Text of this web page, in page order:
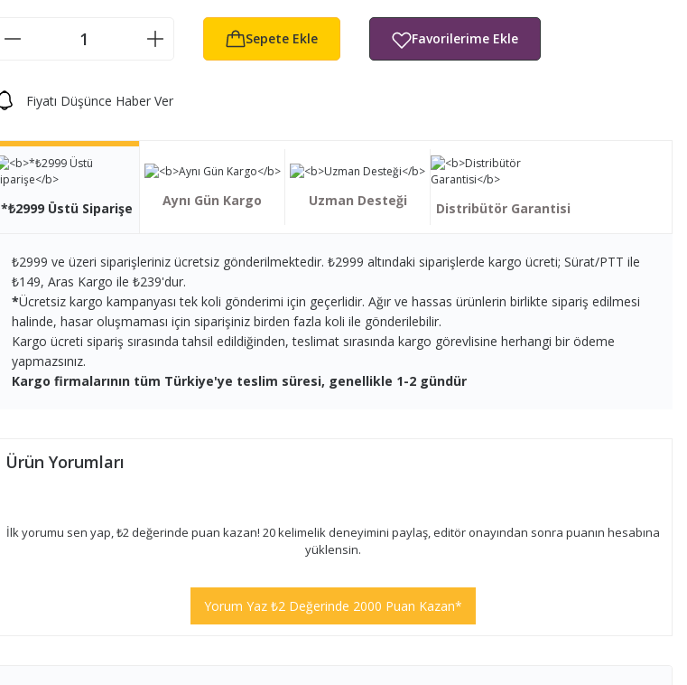
Sepete Ekle
Fiyatı Düşünce Haber Ver
*₺2999 Üstü Siparişe Aynı Gün Kargo Uzman Desteği Distribütör Garantisi
₺2999 ve üzeri siparişleriniz ücretsiz gönderilmektedir. ₺2999 altındaki siparişlerde kargo ücreti; Sürat/PTT ile
₺149, Aras Kargo ile ₺239'dur.
*Ücretsiz kargo kampanyası tek koli gönderimi için geçerlidir. Ağır ve hassas ürünlerin birlikte sipariş edilmesi
halinde, hasar oluşmaması için siparişiniz birden fazla koli ile gönderilebilir.
Kargo ücreti sipariş sırasında tahsil edildiğinden, teslimat sırasında kargo görevlisine herhangi bir ödeme
yapmazsınız.
Kargo firmalarının tüm Türkiye'ye teslim süresi, genellikle 1-2 gündür
Ürün Yorumları
İlk yorumu sen yap, ₺2 değerinde puan kazan! 20 kelimelik deneyimini paylaş, editör onayından sonra puanın hesabına
yüklensin.
Yorum Yaz ₺2 Değerinde 2000 Puan Kazan*